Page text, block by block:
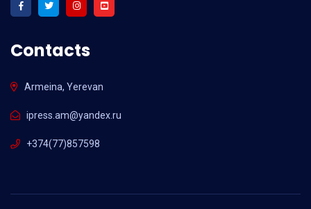
Contacts
Armeina, Yerevan
ipress.am@yandex.ru
+374(77)857598